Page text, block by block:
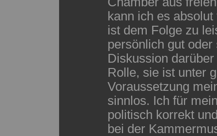
kann ich es
ist dem Folge zu
persönlich gut
Diskussion
Rolle, sie ist unter
Voraussetzung
sinnlos. Ich für
politisch korrekt
bei der